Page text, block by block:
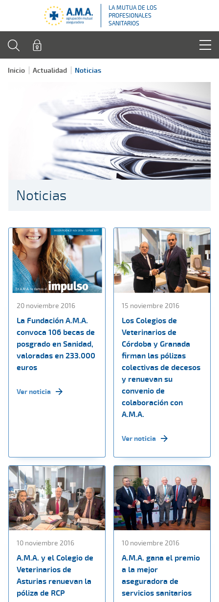
LA MUTUA DE LOS
PROFESIONALES
SANITARIOS
Inicio Actualidad Noticias
Noticias
20 noviembre 2016
La Fundación A.M.A.
convoca 106 becas de
posgrado en Sanidad,
valoradas en 233.000
euros
Ver noticia
15 noviembre 2016
Los Colegios de
Veterinarios de
Córdoba y Granada
firman las pólizas
colectivas de decesos
y renuevan su
convenio de
colaboración con
A.M.A.
Ver noticia
10 noviembre 2016
A.M.A. y el Colegio de
Veterinarios de
Asturias renuevan la
póliza de RCP
10 noviembre 2016
A.M.A. gana el premio
a la mejor
aseguradora de
servicios sanitarios